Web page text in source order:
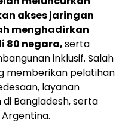
akses jaringan
menghadirkan
80 negara,serta
inklusif. Salah
memberikan pelatihan
layanan
Bangladesh, serta